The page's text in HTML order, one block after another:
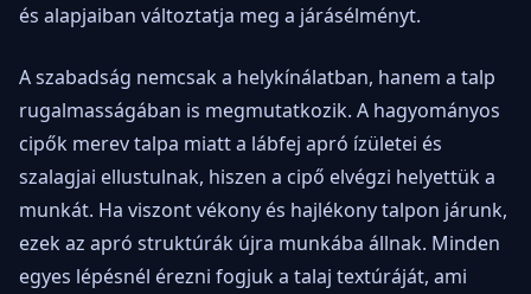
és alapjaiban változtatja meg a járásélményt.
A szabadság nemcsak a helykínálatban, hanem a talp
rugalmasságában is megmutatkozik. A hagyományos
cipők merev talpa miatt a lábfej apró ízületei és
szalagjai ellustulnak, hiszen a cipő elvégzi helyettük a
munkát. Ha viszont vékony és hajlékony talpon járunk,
ezek az apró struktúrák újra munkába állnak. Minden
egyes lépésnél érezni fogjuk a talaj textúráját, ami